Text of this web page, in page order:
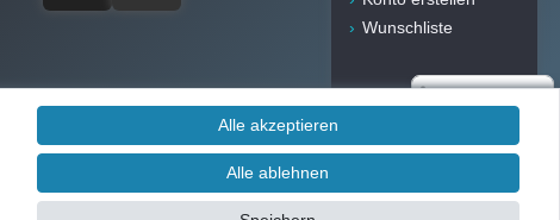
Wunschliste
Alle akzeptieren
Alle ablehnen
Durch IT-Recht